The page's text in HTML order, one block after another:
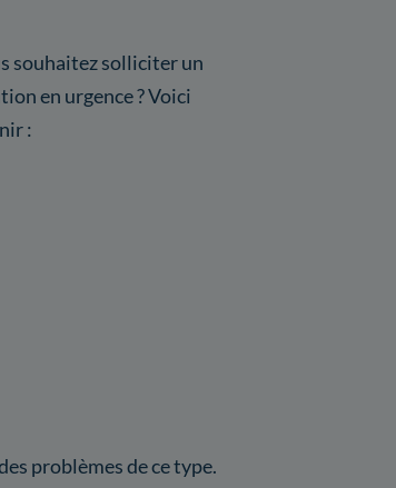
souhaitez solliciter un
en urgence ? Voici
:
problèmes de ce type.